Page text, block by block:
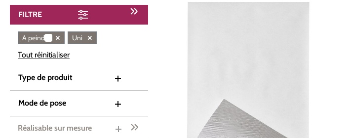
FILTRE
A peindre × Uni ×
Tout réinitialiser
Type de produit
Mode de pose
Réalisable sur mesure